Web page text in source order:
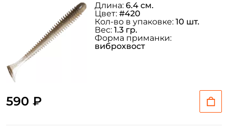
590 ₽
Длина: 6.4 см.
Цвет: #420
Кол-во в упаковке: 10 шт.
Вес: 1.3 гр.
Форма приманки:
виброхвост